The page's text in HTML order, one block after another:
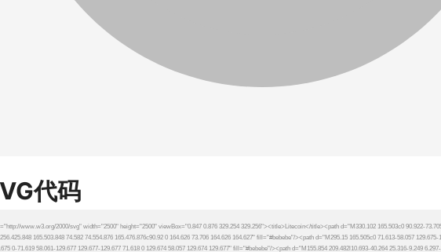
代码